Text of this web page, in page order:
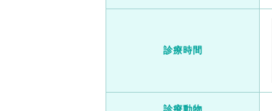
診療時間
診療動物